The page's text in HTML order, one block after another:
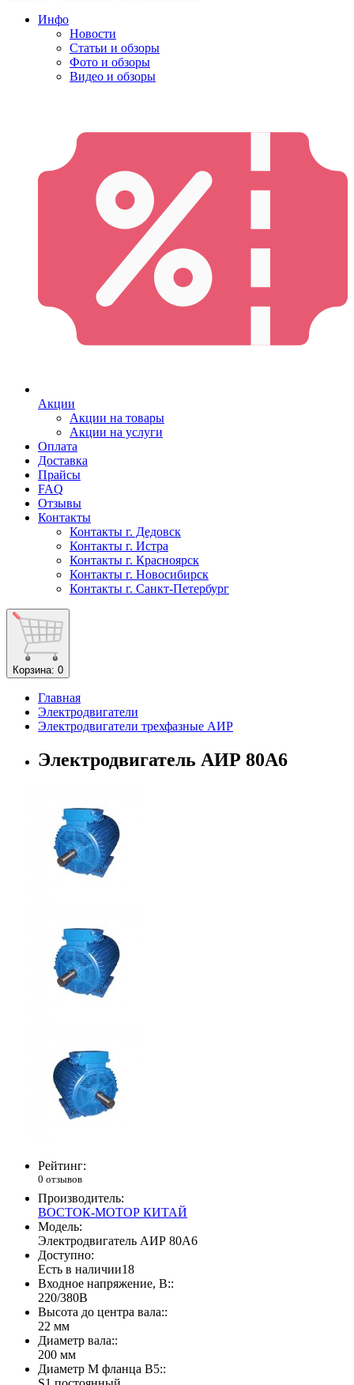
Инфо
Новости
Статьи и обзоры
Фото и обзоры
Видео и обзоры
Акции
Акции на товары
Акции на услуги
Оплата
Доставка
Прайсы
FAQ
Отзывы
Контакты
Контакты г. Дедовск
Контакты г. Истра
Контакты г. Красноярск
Контакты г. Новосибирск
Контакты г. Санкт-Петербург
Корзина: 0
Главная
Электродвигатели
Электродвигатели трехфазные АИР
Электродвигатель АИР 80А6
Рейтинг:
0 отзывов
Производитель:
ВОСТОК-МОТОР КИТАЙ
Модель:
Электродвигатель АИР 80А6
Доступно:
Есть в наличии18
Входное напряжение, В::
220/380В
Высота до центра вала::
22 мм
Диаметр вала::
200 мм
Диаметр М фланца В5::